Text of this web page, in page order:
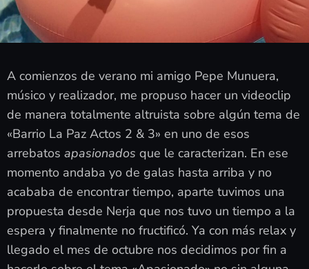
A comienzos de verano mi amigo Pepe Munuera,
músico y realizador, me propuso hacer un videoclip
de manera totalmente altruista sobre algún tema de
«Barrio La Paz Actos 2 & 3» en uno de esos
arrebatos apasionados que le caracterizan. En ese
momento andaba yo de galas hasta arriba y no
acababa de encontrar tiempo, aparte tuvimos una
propuesta desde Nerja que nos tuvo un tiempo a la
espera y finalmente no fructificó. Ya con más relax y
llegado el mes de octubre nos decidimos por fin a